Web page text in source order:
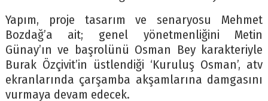
Yapım, proje tasarım ve senaryosu Mehmet
Bozdağ’a ait; genel yönetmenliğini Metin
Günay’ın ve başrolünü Osman Bey karakteriyle
Burak Özçivit’in üstlendiği ‘Kuruluş Osman’, atv
ekranlarında çarşamba akşamlarına damgasını
vurmaya devam edecek.